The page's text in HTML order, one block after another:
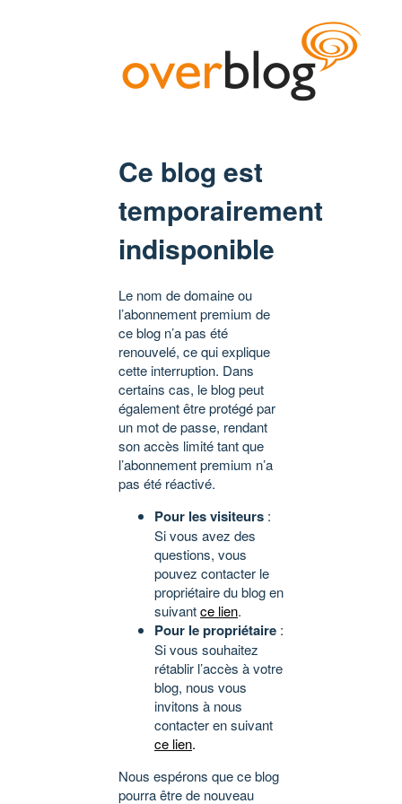
Ce blog est
temporairement
indisponible
Le nom de domaine ou
l’abonnement premium de
ce blog n’a pas été
renouvelé, ce qui explique
cette interruption. Dans
certains cas, le blog peut
également être protégé par
un mot de passe, rendant
son accès limité tant que
l’abonnement premium n’a
pas été réactivé.
Pour les visiteurs :
Si vous avez des
questions, vous
pouvez contacter le
propriétaire du blog en
suivantce lien.
Pour le propriétaire :
Si vous souhaitez
rétablir l’accès à votre
blog, nous vous
invitons à nous
contacter en suivant
ce lien.
Nous espérons que ce blog
pourra être de nouveau